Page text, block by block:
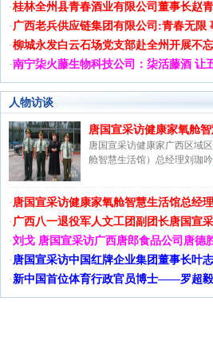
·桂林全州县青春酒业有限公司董事长赵
· 广西老兵供应链集团有限公司:青春无限
·柳城永发白云石场党支部赴全州开展不
·南宁柒火藤生物科技公司：柒活藤酒 让
人物访谈
唐国宣采访健康家氧舱
唐国宣采访健康家广西区域
舱智慧生活馆）总经理刘珈吟
· 唐国宣采访健康家氧舱智慧生活馆总经
· 广西八一退役军人文工团副团长唐国宣
·刘戈 唐国宣采访广西唐郎食品公司唐德
· 唐国宣采访中国红牌企业集团董事长叶
·新中国首位体育行政官员博士——罗超